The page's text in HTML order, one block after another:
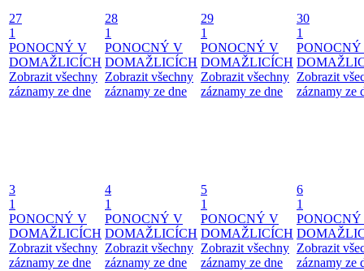
27
1
PONOCNÝ V
DOMAŽLICÍCH
Zobrazit všechny
záznamy ze dne
28
1
PONOCNÝ V
DOMAŽLICÍCH
Zobrazit všechny
záznamy ze dne
29
1
PONOCNÝ V
DOMAŽLICÍCH
Zobrazit všechny
záznamy ze dne
30
1
Zobrazit
záznamy ze
3
1
PONOCNÝ V
DOMAŽLICÍCH
Zobrazit všechny
záznamy ze dne
4
1
PONOCNÝ V
DOMAŽLICÍCH
Zobrazit všechny
záznamy ze dne
5
1
PONOCNÝ V
DOMAŽLICÍCH
Zobrazit všechny
záznamy ze dne
6
1
Zobrazit
záznamy ze